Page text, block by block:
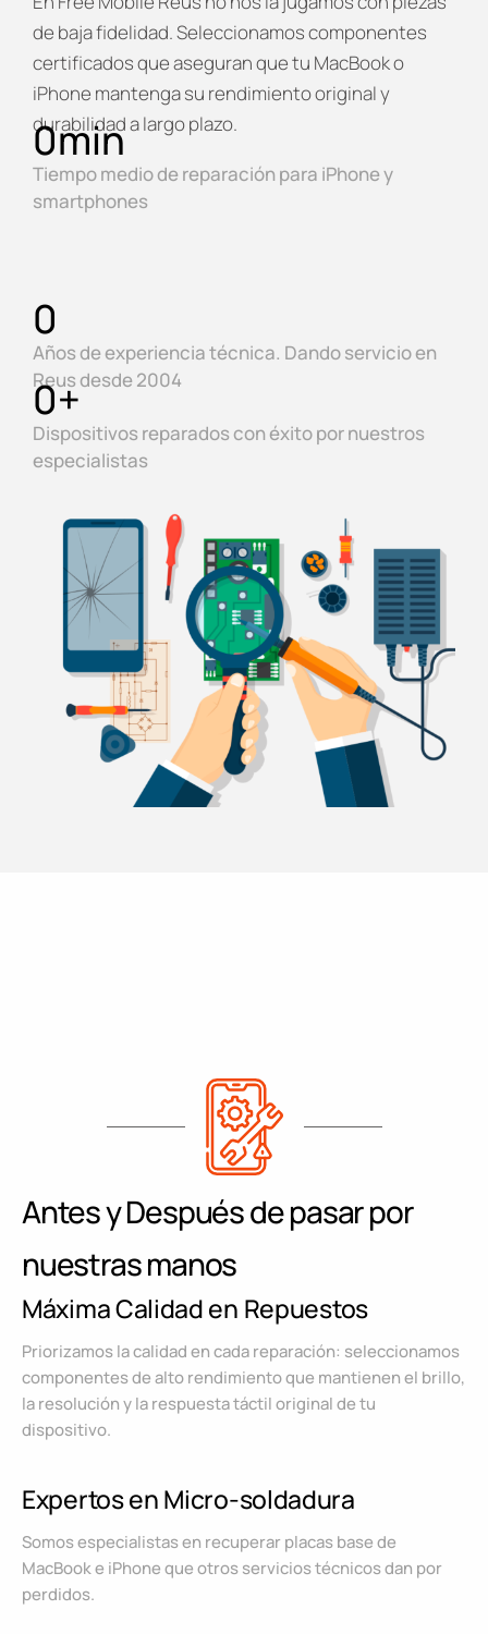
de baja fidelidad. Seleccionamos componentes
certificados que aseguran que tu MacBook o
iPhone mantenga su rendimiento original y
durabilidad a largo plazo.
Tiempo medio de reparación para iPhone y
smartphones
0min
Años de experiencia técnica. Dando servicio en
Reus desde 2004
0
Dispositivos reparados con éxito por nuestros
especialistas
0+
Antes y Después de pasar por
nuestras manos
Máxima Calidad en Repuestos
Priorizamos la calidad en cada reparación: seleccionamos
componentes de alto rendimiento que mantienen el brillo,
la resolución y la respuesta táctil original de tu
dispositivo.
Expertos en Micro-soldadura
Somos especialistas en recuperar placas base de
MacBook e iPhone que otros servicios técnicos dan por
perdidos.